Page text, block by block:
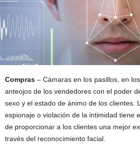
Compras – Cámaras en los pasillos, en
anteojos de los vendedores con el poder
sexo y el estado de ánimo de los clientes.
espionaje o violación de la intimidad tiene
de proporcionar a los clientes una mejor
través del reconocimiento facial.